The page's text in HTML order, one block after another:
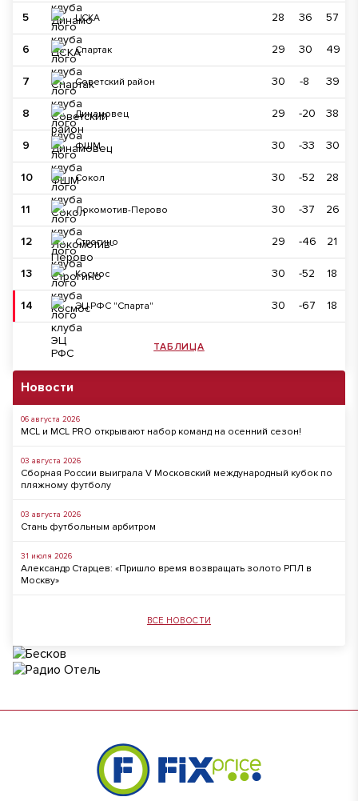
5 ЦСКА 28 36 57
6 Спартак 29 30 49
7 Советский район 30 -8 39
8 Динамовец 29 -20 38
9 ФШМ 30 -33 30
10 Сокол 30 -52 28
11 Локомотив-Перово 30 -37 26
12 Строгино 29 -46 21
13 Космос 30 -52 18
14 ЭЦ РФС "Спарта" 30 -67 18
ТАБЛИЦА
Новости
06 августа 2026
MCL и MCL PRO открывают набор команд на осенний сезон!
03 августа 2026
Сборная России выиграла V Московский международный кубок по
пляжному футболу
03 августа 2026
Стань футбольным арбитром
31 июля 2026
Александр Старцев: «Пришло время возвращать золото РПЛ в
Москву»
ВСЕ НОВОСТИ